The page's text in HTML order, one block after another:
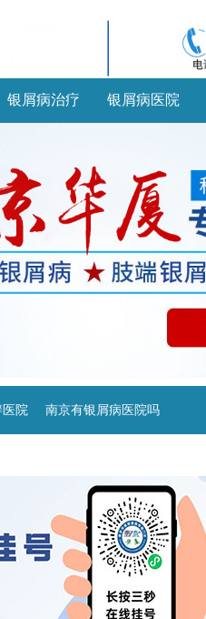
银屑病治疗 银屑病医院
院 南京有银屑病医院吗